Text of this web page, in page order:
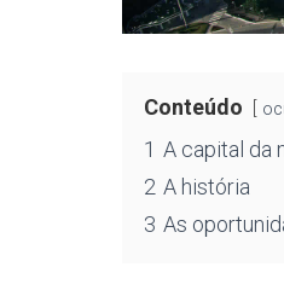
Conteúdo
1 A capital da
2 A história
3 As